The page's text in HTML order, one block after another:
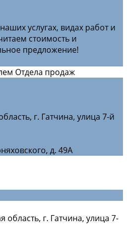
услугах, видах работ и
стоимость и
предложение!
Отдела продаж
г. Гатчина, улица 7-й
д. 49А
область, г. Гатчина, улица 7-